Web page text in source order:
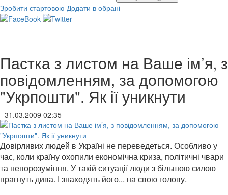
Зробити стартовою Додати в обрані
Пастка з листом на Ваше ім’я, з
повідомленням, за допомогою
"Укрпошти". Як ії уникнути
- 31.03.2009 02:35
Довірливих людей в Україні не переведеться. Особливо у
час, коли країну охопили економічна криза, політичні чвари
та непорозуміння. У такій ситуації люди з більшою силою
прагнуть дива. І знаходять його... на свою голову.